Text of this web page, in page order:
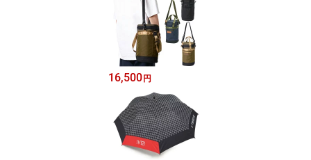
16,500円